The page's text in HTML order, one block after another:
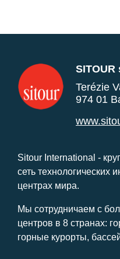
SITOUR
Terézie
974 01
Sitour International -
сеть технологических
центрах мира.
Мы сотрудничаем с
центров в 8 странах:
горные курорты,